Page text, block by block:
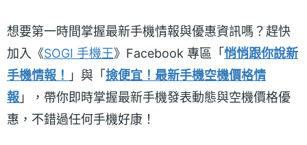
想要第一時間掌握最新手機情報與優惠資訊嗎？趕快
加入《SOGI 手機王》Facebook 專區「 悄悄跟你說新
手機情報！ 」與「 撿便宜！最新手機空機價格情
報 」，帶你即時掌握最新手機發表動態與空機價格優
惠，不錯過任何手機好康！